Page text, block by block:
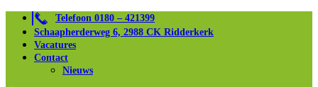
Telefoon 0180 – 421399
Schaapherderweg 6, 2988 CK Ridderkerk
Vacatures
Contact
Nieuws